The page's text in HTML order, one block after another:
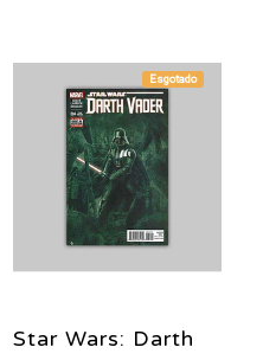
Esgotado
Star Wars: Darth